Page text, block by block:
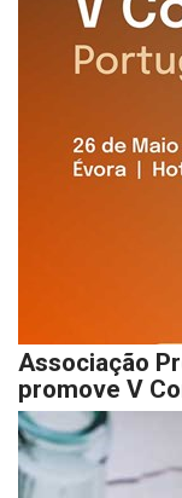
Associação
promove V